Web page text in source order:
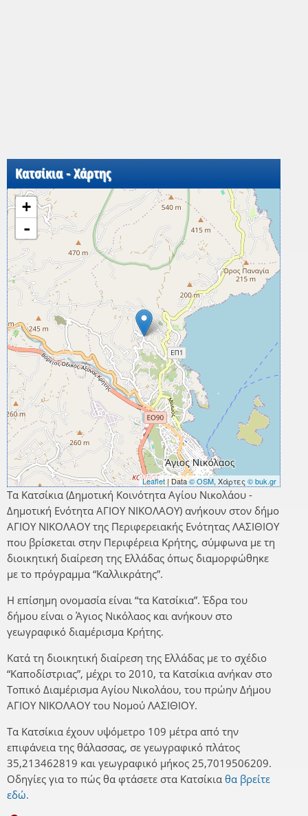
Κατσίκια - Χάρτης
+
-
Leaflet| Data© OSM, Χάρτες © buk.gr
Τα Κατσίκια (Δημοτική Κοινότητα Αγίου Νικολάου -
Δημοτική Ενότητα ΑΓΙΟΥ ΝΙΚΟΛΑΟΥ) ανήκουν στον δήμο
ΑΓΙΟΥ ΝΙΚΟΛΑΟΥ της Περιφερειακής Ενότητας ΛΑΣΙΘΙΟΥ
που βρίσκεται στην Περιφέρεια Κρήτης, σύμφωνα με τη
διοικητική διαίρεση της Ελλάδας όπως διαμορφώθηκε
με το πρόγραμμα “Καλλικράτης”.
Η επίσημη ονομασία είναι “τα Κατσίκια”. Έδρα του
δήμου είναι ο Άγιος Νικόλαος και ανήκουν στο
γεωγραφικό διαμέρισμα Κρήτης.
Κατά τη διοικητική διαίρεση της Ελλάδας με το σχέδιο
“Καποδίστριας”, μέχρι το 2010, τα Κατσίκια ανήκαν στο
Τοπικό Διαμέρισμα Αγίου Νικολάου, του πρώην Δήμου
ΑΓΙΟΥ ΝΙΚΟΛΑΟΥ του Νομού ΛΑΣΙΘΙΟΥ.
Τα Κατσίκια έχουν υψόμετρο 109 μέτρα από την
επιφάνεια της θάλασσας, σε γεωγραφικό πλάτος
35,213462819 και γεωγραφικό μήκος 25,7019506209.
Οδηγίες για το πώς θα φτάσετε στα Κατσίκια θα βρείτε
εδώ.